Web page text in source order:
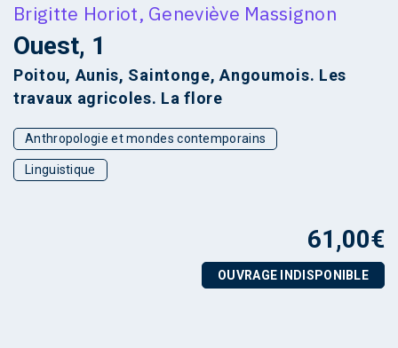
Brigitte Horiot, Geneviève Massignon
Ouest, 1
Poitou, Aunis, Saintonge, Angoumois. Les
travaux agricoles. La flore
Anthropologie et mondes contemporains
Linguistique
61,00€
OUVRAGE INDISPONIBLE